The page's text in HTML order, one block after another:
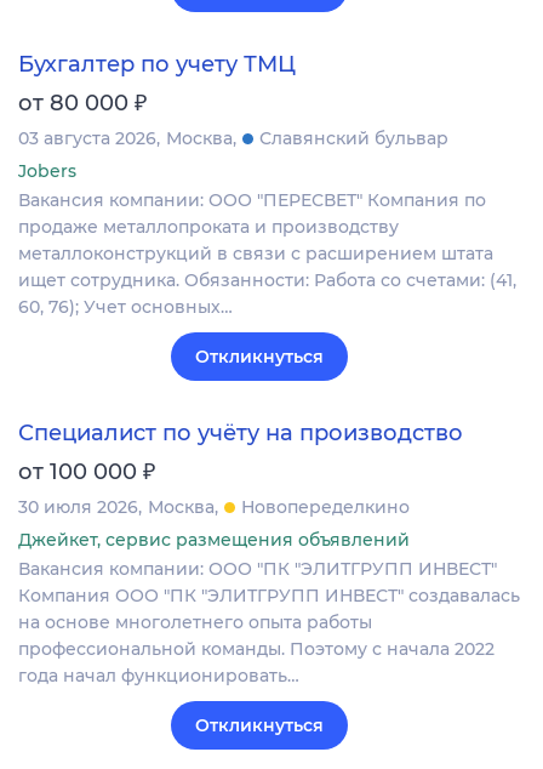
Бухгалтер по учету ТМЦ
от 80 000 ₽
03 августа 2026 Москва
Славянский бульвар
Jobers
Вакансия компании: ООО "ПЕРЕСВЕТ" Компания по
продаже металлопроката и производству
металлоконструкций в связи с расширением штата
ищет сотрудника. Обязанности: Работа со счетами: (41,
60, 76); Учет основных…
Откликнуться
Специалист по учёту на производство
от 100 000 ₽
30 июля 2026 Москва
Новопеределкино
Джейкет, сервис размещения объявлений
Вакансия компании: ООО "ПК "ЭЛИТГРУПП ИНВЕСТ"
Компания ООО "ПК "ЭЛИТГРУПП ИНВЕСТ" создавалась
на основе многолетнего опыта работы
профессиональной команды. Поэтому с начала 2022
года начал функционировать…
Откликнуться